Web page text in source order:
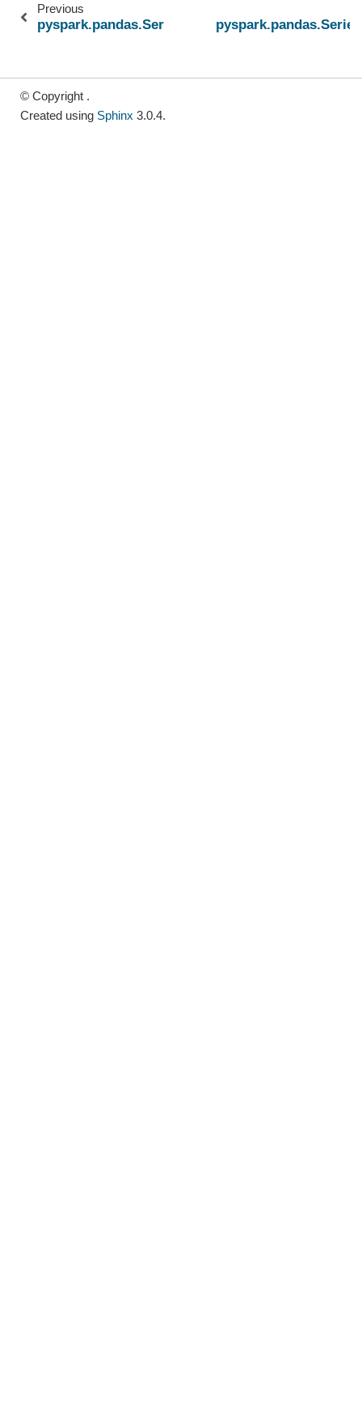
Previous
pyspark.pandas.Series.str.capitalize
© Copyright .
Created using Sphinx 3.0.4.